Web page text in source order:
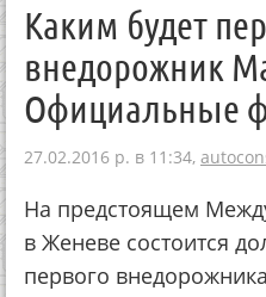
Каким будет
внедорожник
Официальные
27.02.2016 р. в 11:34,
На предстоящем
в Женеве состоится
первого